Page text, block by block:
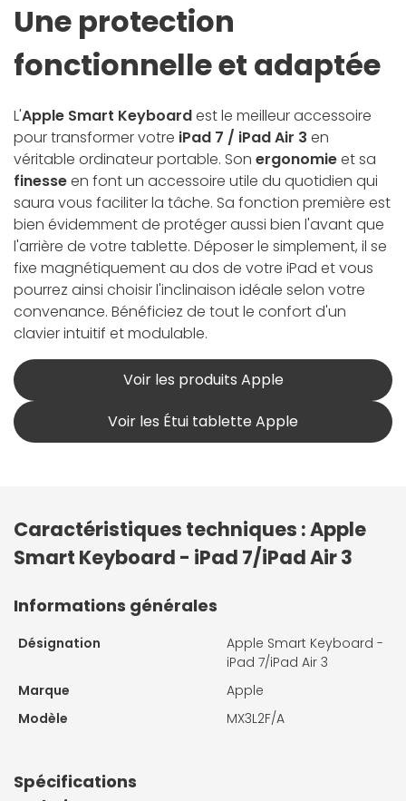
Une protection
fonctionnelle et adaptée
L'Apple Smart Keyboardest le meilleur accessoire
pour transformer votre iPad 7 / iPad Air 3 en
véritable ordinateur portable. Son ergonomieet sa
finesseen font un accessoire utile du quotidien qui
saura vous faciliter la tâche. Sa fonction première est
bien évidemment de protéger aussi bien l'avant que
l'arrière de votre tablette. Déposer le simplement, il se
fixe magnétiquement au dos de votre iPad et vous
pourrez ainsi choisir l'inclinaison idéale selon votre
convenance. Bénéficiez de tout le confort d'un
clavier intuitif et modulable.
Voir les produits Apple
Voir les Étui tablette Apple
Caractéristiques techniques : Apple
Smart Keyboard - iPad 7/iPad Air 3
Informations générales
Désignation
Apple Smart Keyboard -
iPad 7/iPad Air 3
Marque
Apple
Modèle
MX3L2F/A
Spécifications